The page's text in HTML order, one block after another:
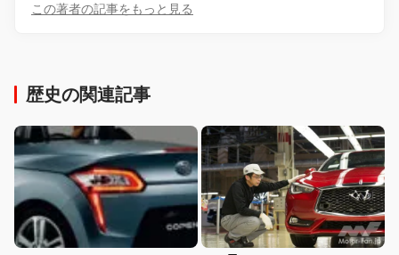
この著者の記事をもっと見る
歴史の関連記事